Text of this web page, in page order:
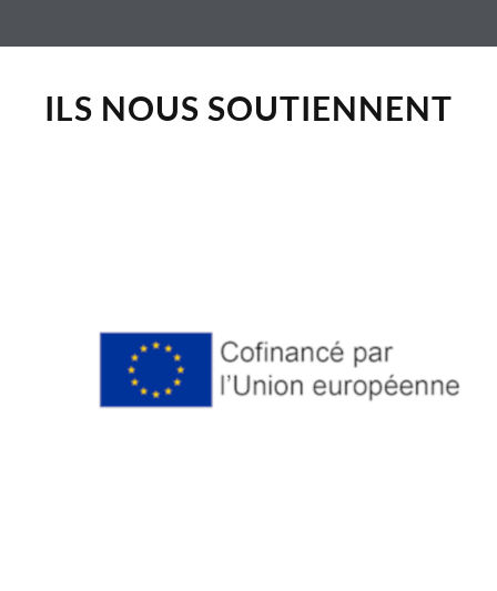
ILS NOUS SOUTIENNENT